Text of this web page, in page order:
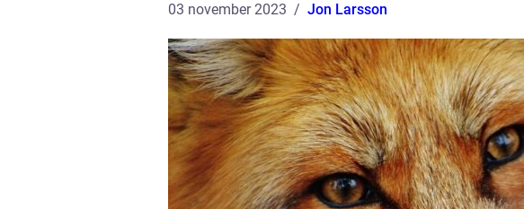
03 november 2023 Jon Larsson